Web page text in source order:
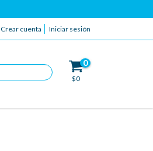
Crear cuenta Iniciar sesión
0
$0